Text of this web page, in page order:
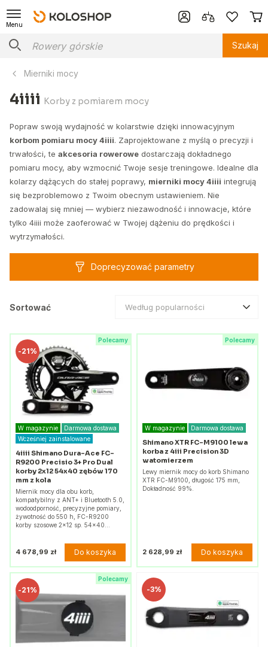
Menu
Szukaj
Mierniki mocy
4iiii Korby z pomiarem mocy
Popraw swoją wydajność w kolarstwie dzięki innowacyjnym
korbom pomiaru mocy 4iiii. Zaprojektowane z myślą o precyzji i
trwałości, te akcesoria rowerowe dostarczają dokładnego
pomiaru mocy, aby wzmocnić Twoje sesje treningowe. Idealne dla
kolarzy dążących do stałej poprawy, mierniki mocy 4iiii integrują
się bezproblemowo z Twoim obecnym ustawieniem. Nie
zadowalaj się mniej — wybierz niezawodność i innowacje, które
tylko 4iiii może zaoferować w Twojej dążeniu do prędkości i
wytrzymałości.
Doprecyzować parametry
Sortować Według popularności
Polecamy
-21%
W magazynie
Darmowa dostawa
Wcześniej zainstalowane
4iiii Shimano Dura-Ace FC-
R9200 Precisio 3+ Pro Dual
korby 2x12 54x40 zębów 170
mm z kola
Miernik mocy dla obu korb,
kompatybilny z ANT+ i Bluetooth 5.0,
wodoodporność, precyzyjne pomiary,
żywotność do 550 h, FC-R9200
korby szosowe 2x12 sp. 54x40…
4 678,99 zł Do koszyka
Polecamy
W magazynie Darmowa dostawa
Shimano XTR FC-M9100 lewa
korba z 4iii Precision 3D
watomierzem
Lewy miernik mocy do korb Shimano
XTR FC-M9100, długość 175 mm,
Dokładność 99%.
2 628,99 zł Do koszyka
Polecamy
-21% -3%